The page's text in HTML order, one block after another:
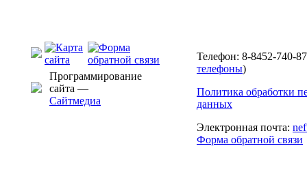
Программирование
сайта —
Сайтмедиа
Телефон: 8-8452-740-
телефоны)
Политика обработки
данных
Электронная почта:
Форма обратной связи